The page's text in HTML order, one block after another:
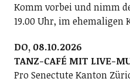
Komm vorbei und nimm
19.00 Uhr, im ehemaligen
DO, 08.10.2026
TANZ-CAFÉ MIT LIVE-
Pro Senectute Kanton